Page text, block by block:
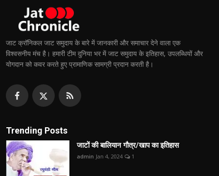
जाट क्रॉनिकल जाट समुदाय के बारे में जानकारी और समाचार देने वाला एक
विश्वसनीय मंच है। हमारी टीम दुनिया भर में जाट समुदाय के इतिहास, उपलब्धियों और
योगदान को कवर करते हुए प्रामाणिक सामग्री प्रदान करती है।
Trending Posts
जाटों की बालियान गौत्र/खाप का इतिहास
admin Jan 4, 2024 1